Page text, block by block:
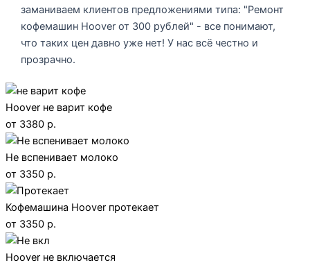
заманиваем клиентов предложениями типа: "Ремонт
кофемашин Hoover от 300 рублей" - все понимают,
что таких цен давно уже нет! У нас всё честно и
прозрачно.
Hoover не варит кофе
от 3380 р.
Не вспенивает молоко
от 3350 р.
Кофемашина Hoover протекает
от 3350 р.
Hoover не включается